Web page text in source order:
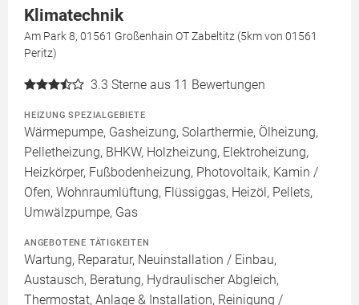
Klimatechnik
Am Park 8, 01561 Großenhain OT Zabeltitz (5km von 01561
Peritz)
3.3 Sterne aus 11 Bewertungen
HEIZUNG SPEZIALGEBIETE
Wärmepumpe, Gasheizung, Solarthermie, Ölheizung,
Pelletheizung, BHKW, Holzheizung, Elektroheizung,
Heizkörper, Fußbodenheizung, Photovoltaik, Kamin /
Ofen, Wohnraumlüftung, Flüssiggas, Heizöl, Pellets,
Umwälzpumpe, Gas
ANGEBOTENE TÄTIGKEITEN
Wartung, Reparatur, Neuinstallation / Einbau,
Austausch, Beratung, Hydraulischer Abgleich,
Thermostat, Anlage & Installation, Reinigung /